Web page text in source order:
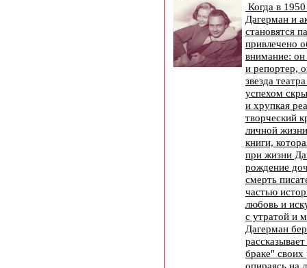
Когда в
Дагерман и
становятся
привлечено
внимание:
и репортер,
звезда
успехом
и хрупкая
творческий
личной
книги,
при жизни
рождение
смерть
частью
любовь и
с утратой и
Дагерман
браке" своих
опираясь на